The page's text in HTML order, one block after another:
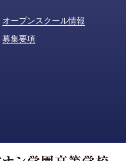
オープンスクール情報
募集要項